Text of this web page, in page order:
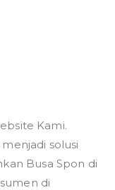
Kami.
solusi
Busa Spon di
di